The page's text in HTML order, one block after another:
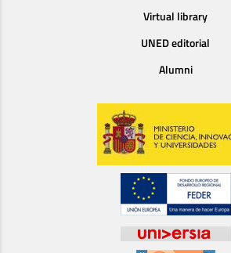
Virtual library
UNED editorial
Alumni